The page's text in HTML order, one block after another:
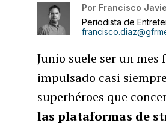
Por Francisco
Periodista de
Junio suele ser un
impulsado casi
superhéroes que
las plataformas de